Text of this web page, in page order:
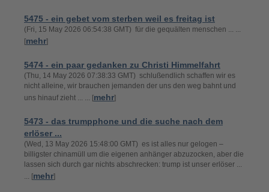
5475 - ein gebet vom sterben weil es freitag ist
(Fri, 15 May 2026 06:54:38 GMT) für die gequälten menschen ... ...
[mehr]
5474 - ein paar gedanken zu Christi Himmelfahrt
(Thu, 14 May 2026 07:38:33 GMT) schlußendlich schaffen wir es
nicht alleine, wir brauchen jemanden der uns den weg bahnt und
uns hinauf zieht ... ... [mehr]
5473 - das trumpphone und die suche nach dem
erlöser ...
(Wed, 13 May 2026 15:48:00 GMT) es ist alles nur gelogen –
billigster chinamüll um die eigenen anhänger abzuzocken, aber die
lassen sich durch gar nichts abschrecken: trump ist unser erlöser ...
... [mehr]